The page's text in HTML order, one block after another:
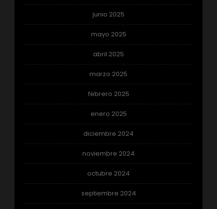
junio 2025
mayo 2025
abril 2025
marzo 2025
febrero 2025
enero 2025
diciembre 2024
noviembre 2024
octubre 2024
septiembre 2024